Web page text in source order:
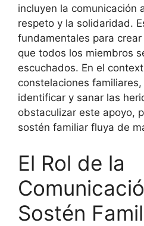
incluyen la comunicación
respeto y la solidaridad.
fundamentales para
que todos los miembros
escuchados. En el
constelaciones
identificar y sanar las
obstaculizar este apoyo,
sostén familiar fluya de
El Rol de la
Sostén